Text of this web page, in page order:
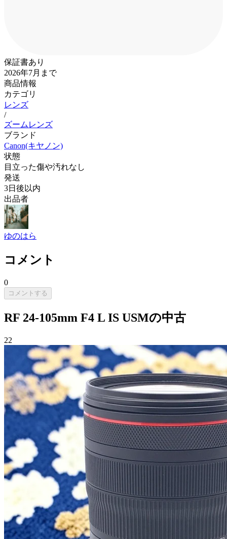
保証書あり
2026年7月まで
商品情報
カテゴリ
レンズ
/
ズームレンズ
ブランド
Canon(キヤノン)
状態
目立った傷や汚れなし
発送
3日後以内
出品者
ゆのはら
コメント
0
コメントする
RF 24-105mm F4 L IS USMの中古
22